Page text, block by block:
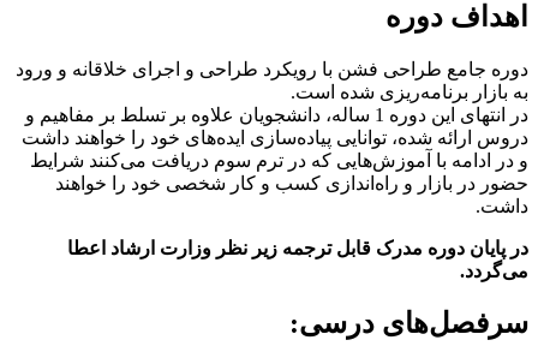
اهداف دوره
دوره جامع طراحی فشن با رویکرد طراحی و اجرای خلاقانه و ورود
به بازار برنامه‌ریزی شده است.
در انتهای این دوره‌ 1 ساله، دانشجویان علاوه بر تسلط بر مفاهیم و
دروس ارائه شده، توانایی پیاده‌سازی ایده‌های خود را خواهند داشت
و در ادامه با آموزش‌هایی که در ترم سوم دریافت می‌کنند شرایط
حضور در بازار و راه‌اندازی کسب و کار شخصی خود را خواهند
داشت.
در پایان دوره مدرک قابل ترجمه زیر نظر وزارت ارشاد اعطا
می‌گردد.
سرفصل‌های درسی: